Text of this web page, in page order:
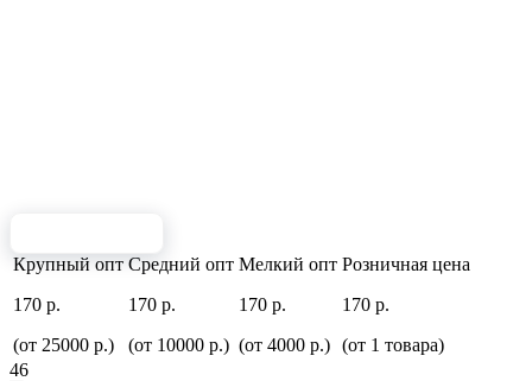
Крупный опт
170 р.
(от 25000 р.)
Средний опт
170 р.
(от 10000 р.)
Мелкий опт
170 р.
(от 4000 р.)
Розничная цена
170 р.
(от 1 товара)
46